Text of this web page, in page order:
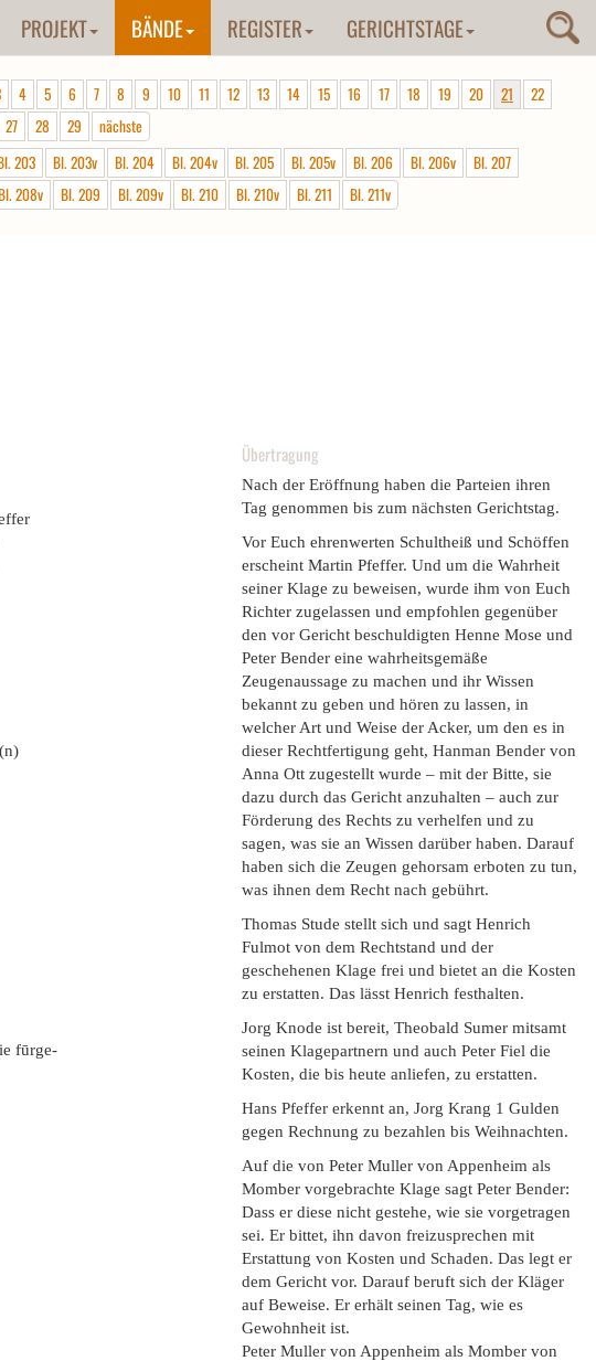
PROJEKT BÄNDE REGISTER GERICHTSTAGE
4 5 6 7 8 9 10 11 12 13 14 15 16 17 18 19 20 21
22
27 28 29
nächste
203 Bl. 203v Bl. 204 Bl. 204v Bl. 205 Bl. 205v Bl. 206 Bl. 206v
Bl. 207
208v Bl. 209 Bl. 209v Bl. 210 Bl. 210v Bl. 211 Bl. 211v
fūrge-
Übertragung
Nach der Eröffnung haben die Parteien ihren
Tag genommen bis zum nächsten Gerichtstag.
Vor Euch ehrenwerten Schultheiß und Schöffen
erscheint Martin Pfeffer. Und um die Wahrheit
seiner Klage zu beweisen, wurde ihm von Euch
Richter zugelassen und empfohlen gegenüber
den vor Gericht beschuldigten Henne Mose und
Peter Bender eine wahrheitsgemäße
Zeugenaussage zu machen und ihr Wissen
bekannt zu geben und hören zu lassen, in
welcher Art und Weise der Acker, um den es in
dieser Rechtfertigung geht, Hanman Bender von
Anna Ott zugestellt wurde – mit der Bitte, sie
dazu durch das Gericht anzuhalten – auch zur
Förderung des Rechts zu verhelfen und zu
sagen, was sie an Wissen darüber haben. Darauf
haben sich die Zeugen gehorsam erboten zu tun,
was ihnen dem Recht nach gebührt.
Thomas Stude stellt sich und sagt Henrich
Fulmot von dem Rechtstand und der
geschehenen Klage frei und bietet an die Kosten
zu erstatten. Das lässt Henrich festhalten.
Jorg Knode ist bereit, Theobald Sumer mitsamt
seinen Klagepartnern und auch Peter Fiel die
Kosten, die bis heute anliefen, zu erstatten.
Hans Pfeffer erkennt an, Jorg Krang 1 Gulden
gegen Rechnung zu bezahlen bis Weihnachten.
Auf die von Peter Muller von Appenheim als
Momber vorgebrachte Klage sagt Peter Bender:
Dass er diese nicht gestehe, wie sie vorgetragen
sei. Er bittet, ihn davon freizusprechen mit
Erstattung von Kosten und Schaden. Das legt er
dem Gericht vor. Darauf beruft sich der Kläger
auf Beweise. Er erhält seinen Tag, wie es
Gewohnheit ist.
Peter Muller von Appenheim als Momber von